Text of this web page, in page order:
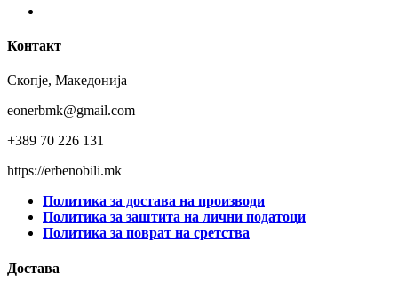
Контакт
Скопје, Македонија
eonerbmk@gmail.com
+389 70 226 131
https://erbenobili.mk
Политика за достава на производи
Политика за заштита на лични податоци
Политика за поврат на сретства
Достава